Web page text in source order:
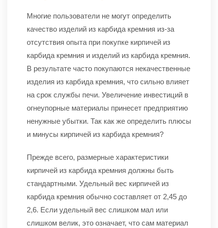
Многие пользователи не могут определить
качество изделий из карбида кремния из-за
отсутствия опыта при покупке кирпичей из
карбида кремния и изделий из карбида кремния.
В результате часто покупаются некачественные
изделия из карбида кремния, что сильно влияет
на срок службы печи. Увеличение инвестиций в
огнеупорные материалы принесет предприятию
ненужные убытки. Так как же определить плюсы
и минусы кирпичей из карбида кремния?
Прежде всего, размерные характеристики
кирпичей из карбида кремния должны быть
стандартными. Удельный вес кирпичей из
карбида кремния обычно составляет от 2,45 до
2,6. Если удельный вес слишком мал или
слишком велик, это означает, что сам материал